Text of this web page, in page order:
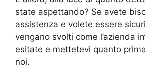
state aspettando? Se avete
assistenza e volete essere
vengano svolti come l’azienda
esitate e mettetevi quanto
noi.